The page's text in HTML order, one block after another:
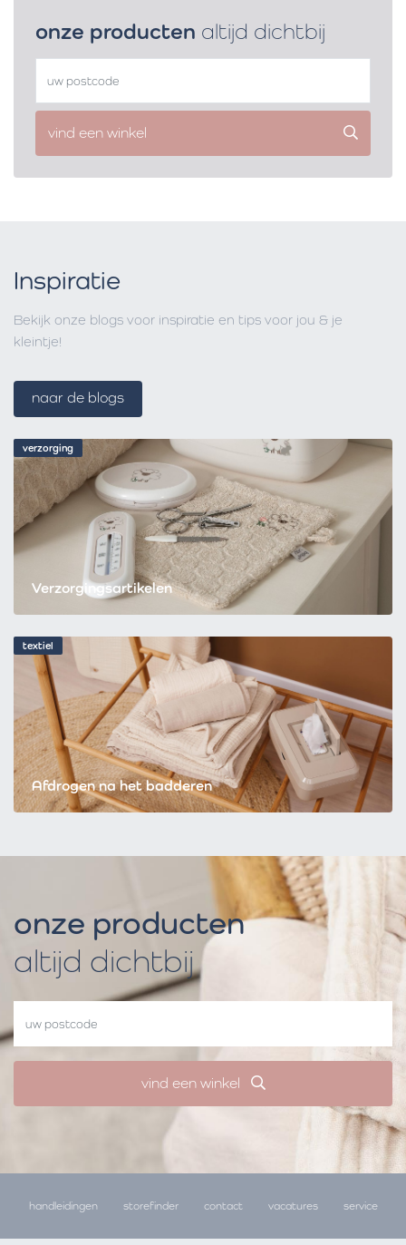
onze producten altijd dichtbij
vind een winkel
verzorging
Verzorgingsartikelen
textiel
Afdrogen na het badderen
Inspiratie
Bekijk onze blogs voor inspiratie en tips voor jou & je
kleintje!
naar de blogs
onze producten
altijd dichtbij
vind een winkel
handleidingen storefinder contact vacatures service